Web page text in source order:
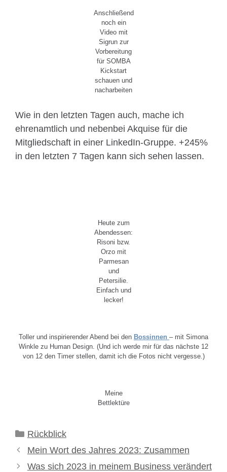
Anschließend
noch ein
Video mit
Sigrun zur
Vorbereitung
für SOMBA
Kickstart
schauen und
nacharbeiten
Wie in den letzten Tagen auch, mache ich
ehrenamtlich und nebenbei Akquise für die
Mitgliedschaft in einer LinkedIn-Gruppe. +245%
in den letzten 7 Tagen kann sich sehen lassen.
Heute zum
Abendessen:
Risoni bzw.
Orzo mit
Parmesan
und
Petersilie.
Einfach und
lecker!
Toller und inspirierender Abend bei den Bossinnen – mit Simona
Winkle zu Human Design. (Und ich werde mir für das nächste 12
von 12 den Timer stellen, damit ich die Fotos nicht vergesse.)
Meine
Bettlektüre
Kategorien
Rückblick
Mein Wort des Jahres 2023: Zusammen
Was sich 2023 in meinem Business verändert